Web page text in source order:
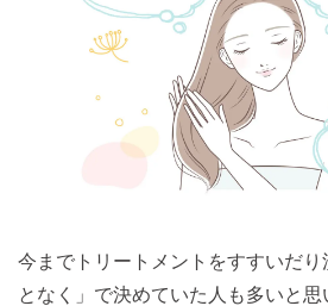
今までトリートメントをすすいだ
となく」で決めていた人も多いと